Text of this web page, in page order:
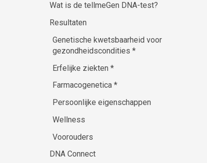
Wat is de tellmeGen DNA-test?
Resultaten
Genetische kwetsbaarheid voor
gezondheidscondities *
Erfelijke ziekten *
Farmacogenetica *
Persoonlijke eigenschappen
Wellness
Voorouders
DNA Connect